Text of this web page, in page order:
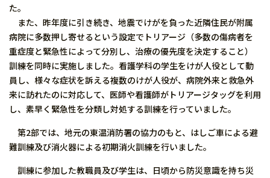
た。
また、昨年度に引き続き、地震でけがを負った近隣住民が附属
病院に多数押し寄せるという設定でトリアージ（多数の傷病者を
重症度と緊急性によって分別し、治療の優先度を決定すること）
訓練を同時に実施しました。看護学科の学生をけが人役として動
員し、様々な症状を訴える複数のけが人役が、病院外来と救急外
来に訪れたのに対応して、医師や看護師がトリアージタッグを利用
し、素早く緊急性を分類し対処する訓練を行っていました。
第2部では、地元の東温消防署の協力のもと、はしご車による避
難訓練及び消火器による初期消火訓練を行いました。
訓練に参加した教職員及び学生は、日頃から防災意識を持ち災